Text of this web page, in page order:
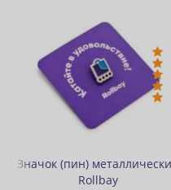
Конусы для слалома на
роликах с фигурным